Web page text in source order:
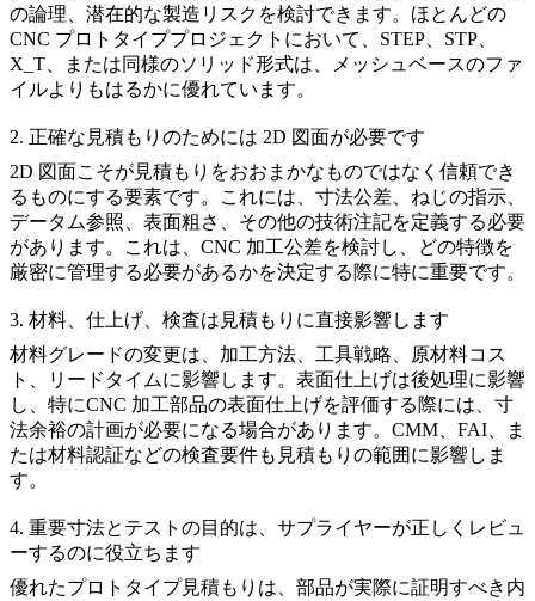
の論理、潜在的な製造リスクを検討できます。ほとんどの
CNC プロトタイププロジェクトにおいて、STEP、STP、
X_T、または同様のソリッド形式は、メッシュベースのファ
イルよりもはるかに優れています。
2. 正確な見積もりのためには 2D 図面が必要です
2D 図面こそが見積もりをおおまかなものではなく信頼でき
るものにする要素です。これには、寸法公差、ねじの指示、
データム参照、表面粗さ、その他の技術注記を定義する必要
があります。これは、 CNC 加工公差を検討し、どの特徴を
厳密に管理する必要があるかを決定する際に特に重要です。
3. 材料、仕上げ、検査は見積もりに直接影響します
材料グレードの変更は、加工方法、工具戦略、原材料コス
ト、リードタイムに影響します。表面仕上げは後処理に影響
し、特にCNC 加工部品の表面仕上げを評価する際には、寸
法余裕の計画が必要になる場合があります。CMM、FAI、ま
たは材料認証などの検査要件も見積もりの範囲に影響しま
す。
4. 重要寸法とテストの目的は、サプライヤーが正しくレビュ
ーするのに役立ちます
優れたプロトタイプ見積もりは、部品が実際に証明すべき内